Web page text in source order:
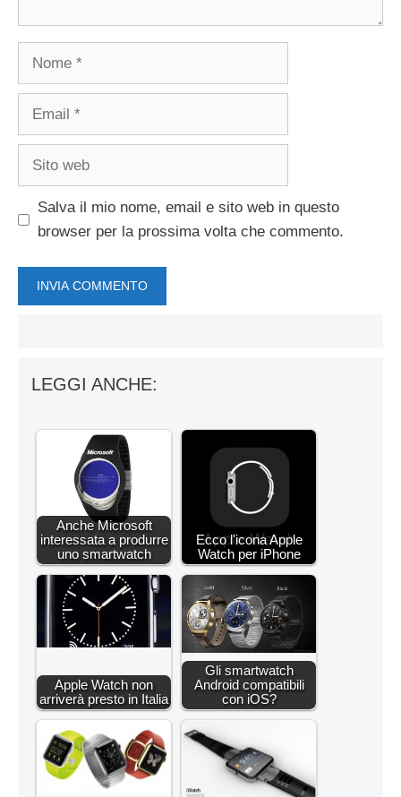
Nome
Email
Sito
Salva il mio nome, email e sito web in questo
browser per la prossima volta che commento.
LEGGI ANCHE:
Anche Microsoft
interessata a produrre
uno smartwatch
Ecco l'icona Apple
Watch per iPhone
Apple Watch non
arriverà presto in Italia
Gli smartwatch
Android compatibili
con iOS?